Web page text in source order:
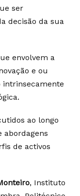
ser
decisão da sua
envolvem a
e ou
intrinsecamente
ao longo
abordagens
de activos
, Instituto